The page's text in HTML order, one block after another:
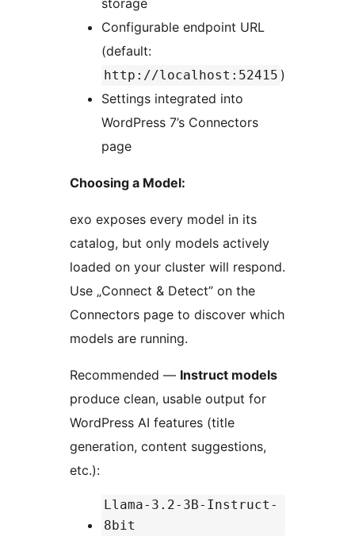
storage
Configurable endpoint URL
(default:
http://localhost:52415 )
Settings integrated into
WordPress 7’s Connectors
page
Choosing a Model:
exo exposes every model in its
catalog, but only models actively
loaded on your cluster will respond.
Use „Connect & Detect” on the
Connectors page to discover which
models are running.
Recommended — Instruct models
produce clean, usable output for
WordPress AI features (title
generation, content suggestions,
etc.):
Llama-3.2-3B-Instruct-
8bit